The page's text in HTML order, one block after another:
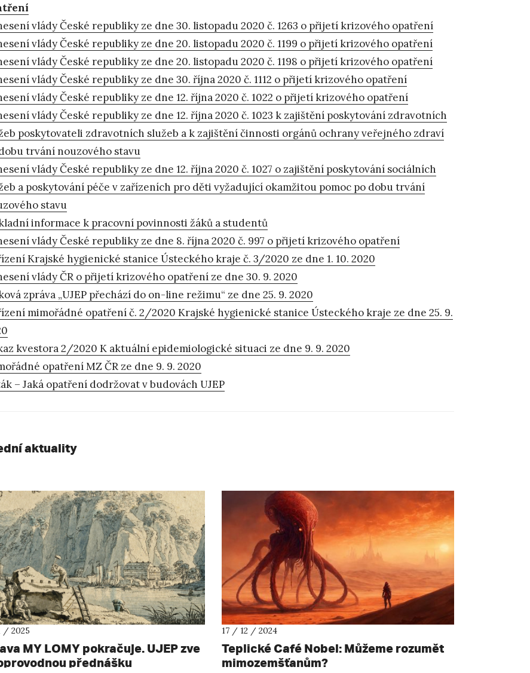
vlády České republiky ze dne 30. listopadu 2020 č. 1263 o přijetí krizového opatření
vlády České republiky ze dne 20. listopadu 2020 č. 1199 o přijetí krizového opatření
vlády České republiky ze dne 20. listopadu 2020 č. 1198 o přijetí krizového opatření
vlády České republiky ze dne 30. října 2020 č. 1112 o přijetí krizového opatření
vlády České republiky ze dne 12. října 2020 č. 1022 o přijetí krizového opatření
vlády České republiky ze dne 12. října 2020 č. 1023 k zajištění poskytování zdravotních
poskytovateli zdravotních služeb a k zajištění činnosti orgánů ochrany veřejného zdraví
trvání nouzového stavu
vlády České republiky ze dne 12. října 2020 č. 1027 o zajištění poskytování sociálních
a poskytování péče v zařízeních pro děti vyžadující okamžitou pomoc po dobu trvání
stavu
informace k pracovní povinnosti žáků a studentů
vlády České republiky ze dne 8. října 2020 č. 997 o přijetí krizového opatření
Krajské hygienické stanice Ústeckého kraje č. 3/2020 ze dne 1. 10. 2020
vlády ČR o přijetí krizového opatření ze dne 30. 9. 2020
zpráva „UJEP přechází do on-line režimu“ ze dne 25. 9. 2020
mimořádné opatření č. 2/2020 Krajské hygienické stanice Ústeckého kraje ze dne 25. 9.
kvestora 2/2020 K aktuální epidemiologické situaci ze dne 9. 9. 2020
opatření MZ ČR ze dne 9. 9. 2020
– Jaká opatření dodržovat v budovách UJEP
aktuality
/ 2025
MY LOMY pokračuje. UJEP zve
přednášku
17 / 12 / 2024
Teplické Café Nobel: Můžeme rozumět
mimozemšťanům?